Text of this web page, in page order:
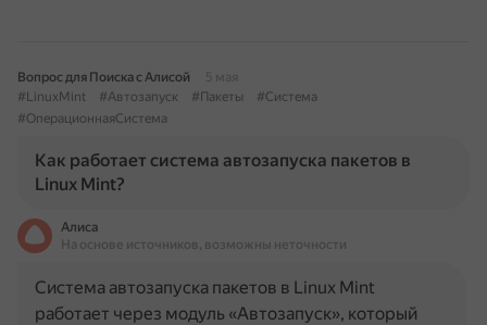
Вопрос для Поиска с Алисой
5 мая
#LinuxMint
#Автозапуск #Пакеты
#Система
#ОперационнаяСистема
Как работает система автозапуска пакетов в
Linux Mint?
Алиса
На основе источников, возможны неточности
Система автозапуска пакетов в Linux Mint
работает через модуль «Автозапуск», который